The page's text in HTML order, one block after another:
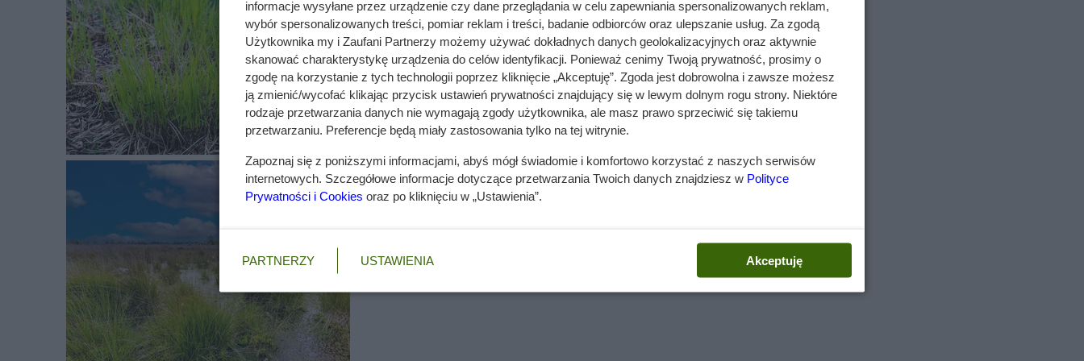
funkcję estetyczną.
Trzęślica modra swoją nazwę zawdzięcza pięknym kwiatostanom – kłosom, które mają fioletowawy kolor. W uprawie
najczęściej stosuje się ładne odmiany, które zachwycają ciekawą barwą liści, a także ciekawymi kwiatostanami o
dużych rozmiarach. Do najbardziej popularnych odmian należy ‘Variegata’. Dorasta do mniej więcej 60 cm wysokości i
tworzy duże gęste kępy zielonych liści ozdobionych jasnymi pasami. Co ciekawe, kwiatostany odmiany są wyraźnie
czerwonawe, co wspaniale się prezentuje.
‘Heidebraut’ to kolejna odmiana trzęślicy modrej, która zasługuje na uwagę. Ma ciekawe niebieskie liście, które jesienią
przebarwiają się na intensywny żółto-złoty kolor. Do tego wytwarza sztywne pędy kwiatostanowe. Zachwycający jest
także rozmiar rośliny – ma do 100 cm wysokości! Podobnie duże rośliny ma odmian ‘Edith Dudszus’. Krótkie zielone
wygląda zachwycająco. Odmiana piękna jest zwłaszcza jesienią – jej fioletowe kwiatostany, które utrzymują się aż do
października, wspaniale wyglądają w połączeniu ze złocistymi liśćmi.
Trzęślica trzcinowata Molinia arundinacea – opis gatunku
Trzęślica trzcinowata to kolejna trawa ozdobna z rodziny wiechlinowatych. Jest dość podobna do swojej kuzynki,
trzęślicy modrej. W tym wypadku także atrakcyjne są zarówno kwiatostany, jak i piękne liście. Trzęślica trzcinowata
informacje wysyłane przez urządzenie czy dane przeglądania w celu zapewniania spersonalizowanych reklam,
wybór spersonalizowanych treści, pomiar reklam i treści, badanie odbiorców oraz ulepszanie usług. Za zgodą
Użytkownika my i Zaufani Partnerzy możemy używać dokładnych danych geolokalizacyjnych oraz aktywnie
skanować charakterystykę urządzenia do celów identyfikacji. Ponieważ cenimy Twoją prywatność, prosimy o
zgodę na korzystanie z tych technologii poprzez kliknięcie „Akceptuję”. Zgoda jest dobrowolna i zawsze możesz
ją zmienić/wycofać klikając przycisk ustawień prywatności znajdujący się w lewym dolnym rogu strony. Niektóre
rodzaje przetwarzania danych nie wymagają zgody użytkownika, ale masz prawo sprzeciwić się takiemu
przetwarzaniu. Preferencje będą miały zastosowania tylko na tej witrynie.
Zapoznaj się z poniższymi informacjami, abyś mógł świadomie i komfortowo korzystać z naszych serwisów
internetowych. Szczegółowe informacje dotyczące przetwarzania Twoich danych znajdziesz w Polityce
Prywatności i Cookies oraz po kliknięciu w „Ustawienia”.
PARTNERZY USTAWIENIA Akceptuję